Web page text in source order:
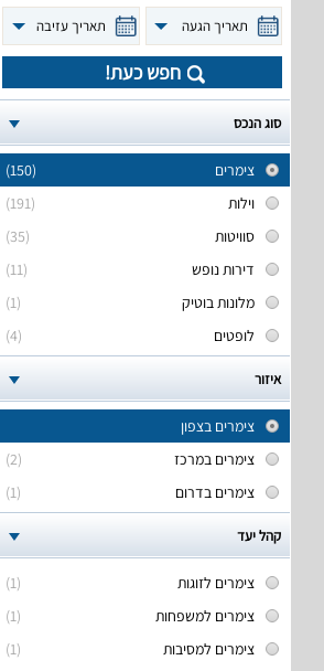
תאריך הגעה תאריך עזיבה
חפש כעת!
סוג הנכס
(150)
צימרים
(191)
וילות
(35)
סוויטות
(11)
דירות נופש
(1)
מלונות בוטיק
(4)
לופטים
איזור
צימרים בצפון
(2)
צימרים במרכז
(1)
צימרים בדרום
קהל יעד
(1)
צימרים לזוגות
(1)
צימרים למשפחות
(1)
צימרים למסיבות